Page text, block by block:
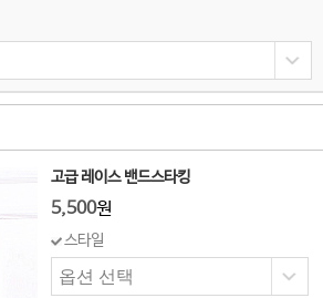
고급 레이스 밴드스타킹
5,500원
스타일